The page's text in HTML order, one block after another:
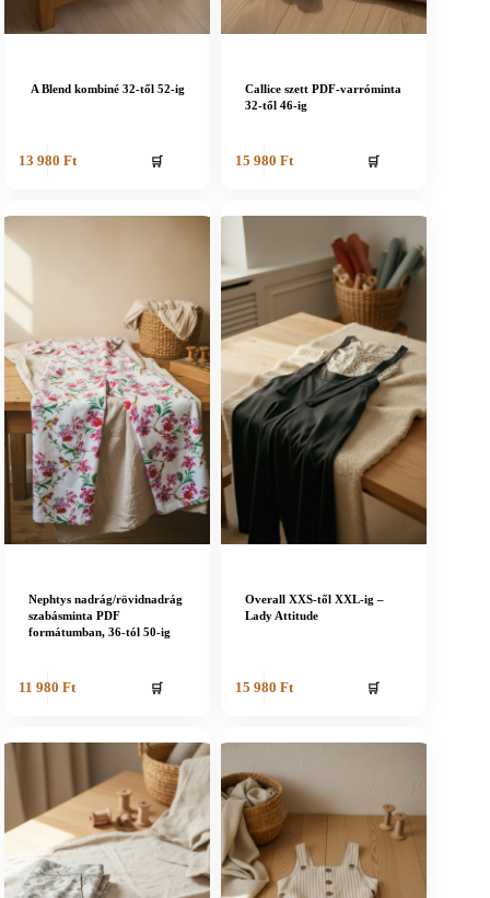
A Blend kombiné 32-től 52-ig
13 980 Ft 🛒
Callice szett PDF-varróminta
32-től 46-ig
15 980 Ft 🛒
Nephtys nadrág/rövidnadrág
szabásminta PDF
formátumban, 36-tól 50-ig
11 980Ft 🛒
Overall XXS-től XXL-ig –
Lady Attitude
15 980 Ft 🛒